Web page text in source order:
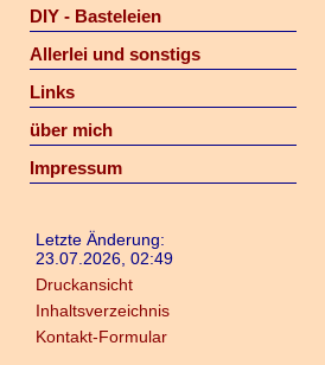
DIY - Basteleien
Allerlei und sonstigs
Links
über mich
Impressum
Letzte Änderung:
23.07.2026, 02:49
Druckansicht
Inhaltsverzeichnis
Kontakt-Formular